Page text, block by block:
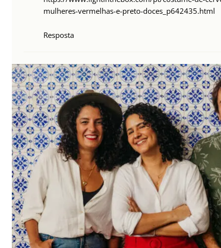
mulheres-vermelhas-e-preto-doces_p642435.html
Resposta